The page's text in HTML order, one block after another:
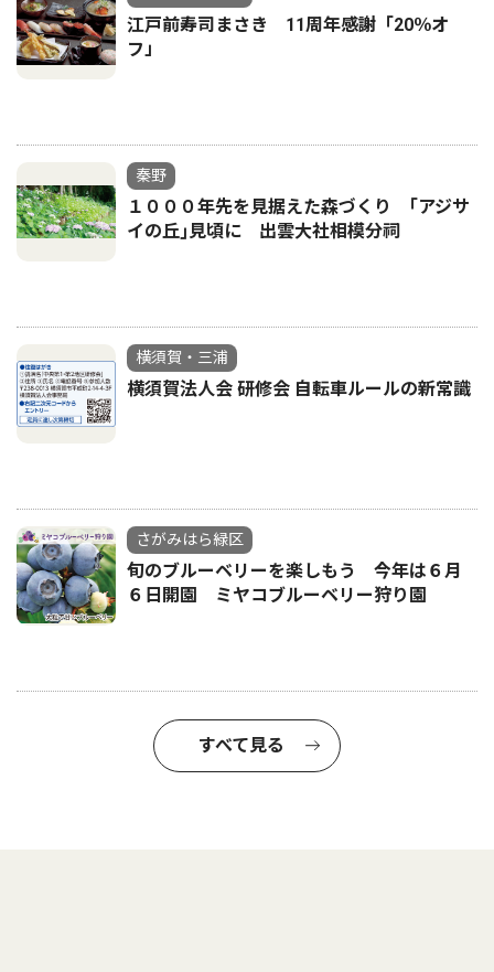
江戸前寿司まさき 11周年感謝「20％オ
フ」
秦野
１０００年先を見据えた森づくり ｢アジサ
イの丘｣見頃に 出雲大社相模分祠
横須賀・三浦
横須賀法人会 研修会 自転車ルールの新常識
さがみはら緑区
旬のブルーベリーを楽しもう 今年は６月
６日開園 ミヤコブルーベリー狩り園
すべて見る